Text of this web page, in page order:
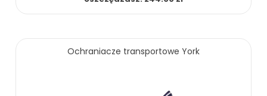
ZOBACZ WIĘCEJ
Ochraniacze transportowe York